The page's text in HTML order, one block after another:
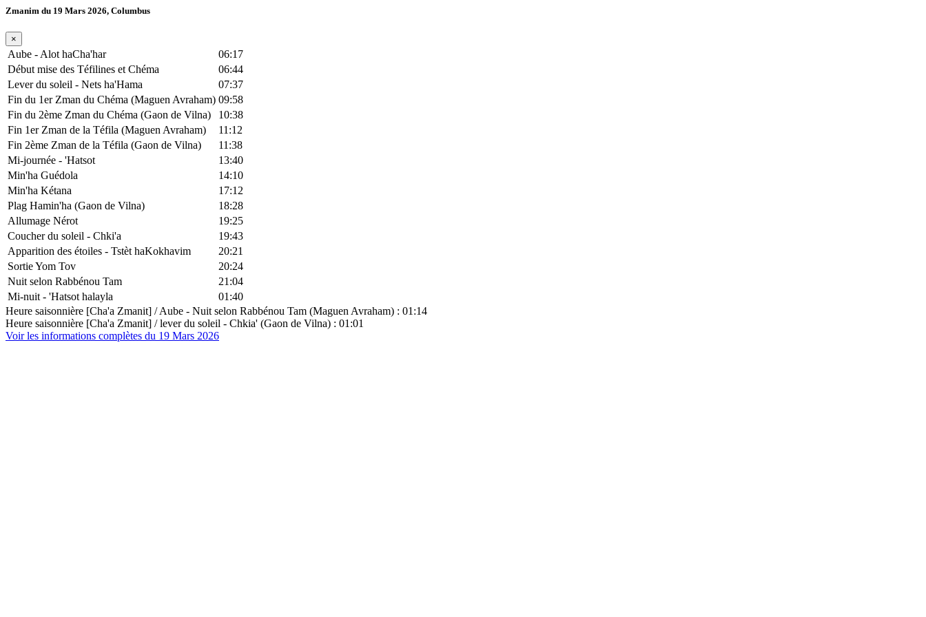
Zmanim du 19 Mars 2026, Columbus
×
Aube - Alot haCha'har
06:17
Début mise des Téfilines et Chéma
06:44
Lever du soleil - Nets ha'Hama
07:37
Fin du 1er Zman du Chéma (Maguen Avraham) 09:58
Fin du 2ème Zman du Chéma (Gaon de Vilna)
10:38
Fin 1er Zman de la Téfila (Maguen Avraham)
11:12
Fin 2ème Zman de la Téfila (Gaon de Vilna)
11:38
Mi-journée - 'Hatsot
13:40
Min'ha Guédola
14:10
Min'ha Kétana
17:12
Plag Hamin'ha (Gaon de Vilna)
18:28
Allumage Nérot
19:25
Coucher du soleil - Chki'a
19:43
Apparition des étoiles - Tstèt haKokhavim
20:21
Sortie Yom Tov
20:24
Nuit selon Rabbénou Tam
21:04
Mi-nuit - 'Hatsot halayla
01:40
Heure saisonnière [Cha'a Zmanit] / Aube - Nuit selon Rabbénou Tam (Maguen Avraham) : 01:14
Heure saisonnière [Cha'a Zmanit] / lever du soleil - Chkia' (Gaon de Vilna) : 01:01
Voir les informations complètes du 19 Mars 2026